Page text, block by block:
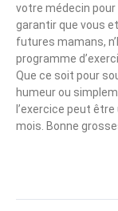
votre médecin
garantir que vous
futures mamans,
programme
Que ce soit pour
humeur ou
l’exercice peut
mois. Bonne